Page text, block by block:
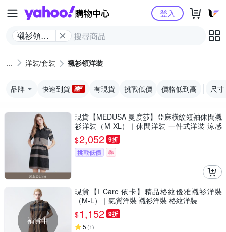
Yahoo購物中心
襯衫領洋
登入
洋裝/套裝 襯衫領洋裝
品牌 快速到貨 有現貨 挑戰低價 價格低到高 尺寸
現貨【MEDUSA 曼度莎】亞麻橫紋短袖休閒襯
衫洋裝（M-XL）｜休閒洋裝 一件式洋裝 涼感
透氣亞麻
$2,052 9折
挑戰低價 券
補貨中
現貨【I Care 依卡】精品格紋優雅襯衫洋裝
（M-L）｜氣質洋裝 襯衫洋裝 格紋洋裝
$1,152 9折
5 (1)